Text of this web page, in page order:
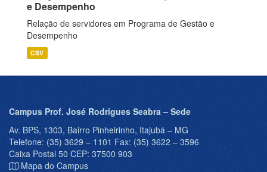
e Desempenho
Relação de servidores em Programa de Gestão e
Desempenho
CSV
Campus Prof. José Rodrigues Seabra – Sede
Av. BPS, 1303, Bairro Pinheirinho, Itajubá – MG
Telefone: (35) 3629 – 1101 Fax: (35) 3622 – 3596
Caixa Postal 50 CEP: 37500 903
Mapa do Campus